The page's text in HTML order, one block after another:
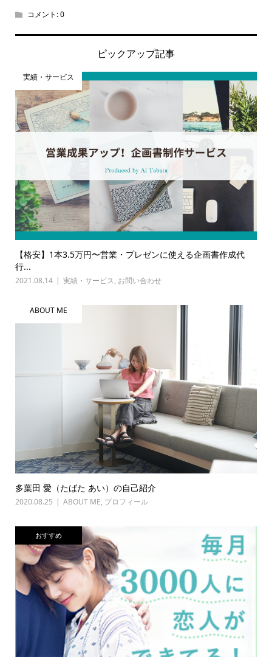
コメント:0
ピックアップ記事
実績・サービス
【格安】1本3.5万円〜営業・プレゼンに使える企画書作成代
行...
2021.08.14 実績・サービス, お問い合わせ
ABOUT ME
多葉田 愛（たばた あい）の自己紹介
2020.08.25 ABOUT ME, プロフィール
おすすめ